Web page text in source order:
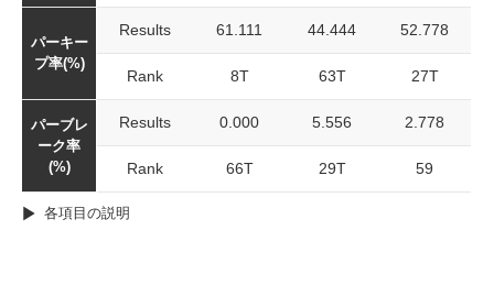
パーキー
プ率(%)
Results 61.111 44.444 52.778
Rank 8T 63T 27T
パーブレ
ーク率
(%)
Results 0.000 5.556 2.778
Rank 66T 29T 59
各項目の説明